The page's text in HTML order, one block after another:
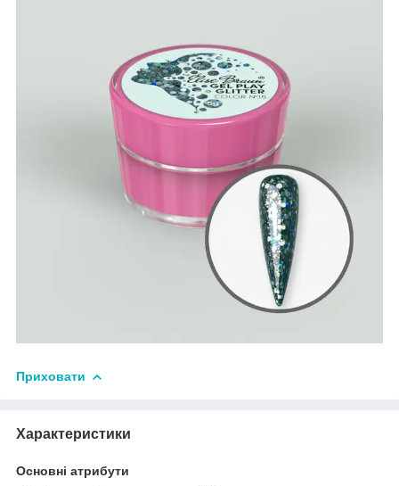
Приховати
Характеристики
Основні атрибути